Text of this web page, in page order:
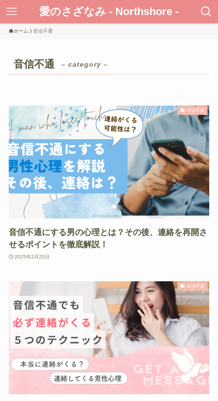
愛のさざなみ - Northshore -
ホーム 音信不通
音信不通 – category –
音信不通
音信不通にする男の心理とは？その後、連絡を再開さ
せるポイントを徹底解説！
2025年2月25日
音信不通